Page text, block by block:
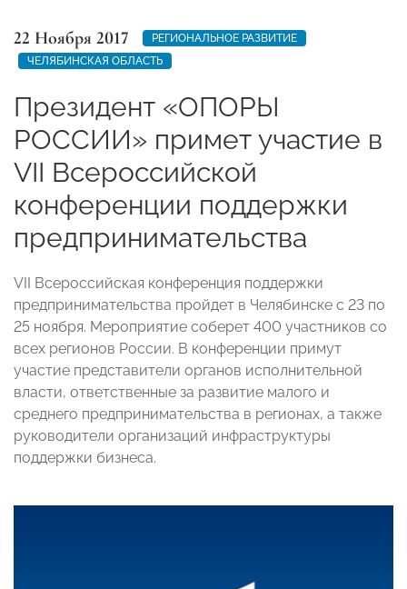
22 Ноября 2017
РЕГИОНАЛЬНОЕ РАЗВИТИЕ
ЧЕЛЯБИНСКАЯ ОБЛАСТЬ
Президент «ОПОРЫ
РОССИИ» примет участие в
VII Всероссийской
конференции поддержки
предпринимательства
VII Всероссийская конференция поддержки
предпринимательства пройдет в Челябинске с 23 по
25 ноября. Мероприятие соберет 400 участников со
всех регионов России. В конференции примут
участие представители органов исполнительной
власти, ответственные за развитие малого и
среднего предпринимательства в регионах, а также
руководители организаций инфраструктуры
поддержки бизнеса.